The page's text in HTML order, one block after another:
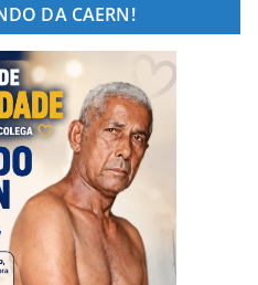
DA CAERN!